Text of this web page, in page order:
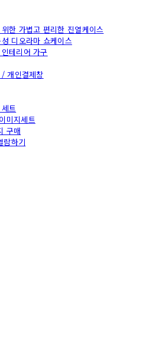
한 가볍고 편리한 진열케이스
디오라마 쇼케이스
테리어 가구
개인결제창
트
미지세트
구매
람하기